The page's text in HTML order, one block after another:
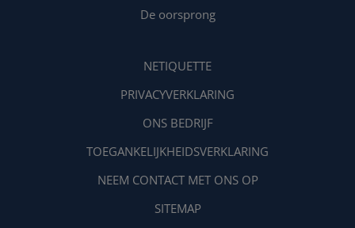
De oorsprong
NETIQUETTE
PRIVACYVERKLARING
ONS BEDRIJF
TOEGANKELIJKHEIDSVERKLARING
NEEM CONTACT MET ONS OP
SITEMAP